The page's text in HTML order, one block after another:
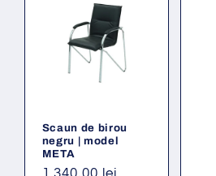
Scaun de birou
negru | model
META